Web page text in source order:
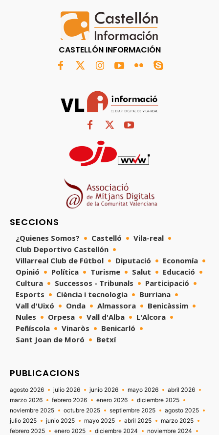
CASTELLÓN INFORMACIÓN
SECCIONS
¿Quienes Somos? Castelló
Vila-real
Club Deportivo Castellón
Villarreal Club de Fútbol
Diputació
Economía
Opinió
Política Turisme Salut
Educació
Cultura
Successos - Tribunals
Participació
Esports
Ciència i tecnologia
Burriana
Vall d'Uixó
Onda Almassora
Benicàssim
Nules
Orpesa Vall d'Alba
L'Alcora
Peñíscola
Vinaròs
Benicarló
Sant Joan de Moró
Betxí
PUBLICACIONS
agosto 2026 julio 2026 junio 2026 mayo 2026
abril 2026
marzo 2026
febrero 2026 enero 2026
diciembre 2025
noviembre 2025
octubre 2025 septiembre 2025
agosto 2025
julio 2025
junio 2025 mayo 2025 abril 2025
marzo 2025
febrero 2025
enero 2025 diciembre 2024
noviembre 2024